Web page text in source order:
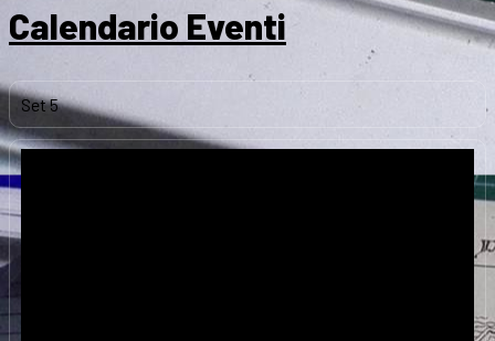
Calendario Eventi
Set5